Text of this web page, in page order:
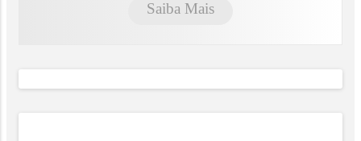
Saiba Mais